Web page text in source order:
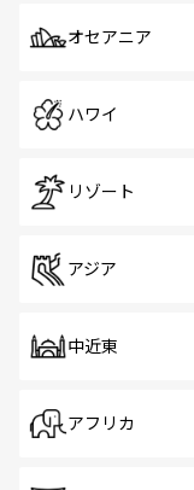
オセアニア
ハワイ
リゾート
アジア
中近東
アフリカ